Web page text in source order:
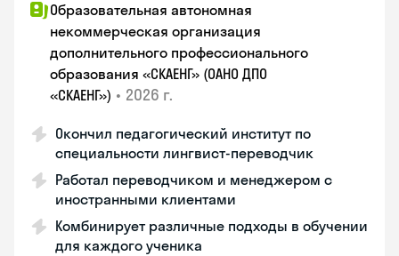
Образовательная автономная
некоммерческая организация
дополнительного профессионального
образования «СКАЕНГ» (ОАНО ДПО
«СКАЕНГ») • 2026 г.
Окончил педагогический институт по
специальности лингвист-переводчик
Работал переводчиком и менеджером с
иностранными клиентами
Комбинирует различные подходы в обучении
для каждого ученика